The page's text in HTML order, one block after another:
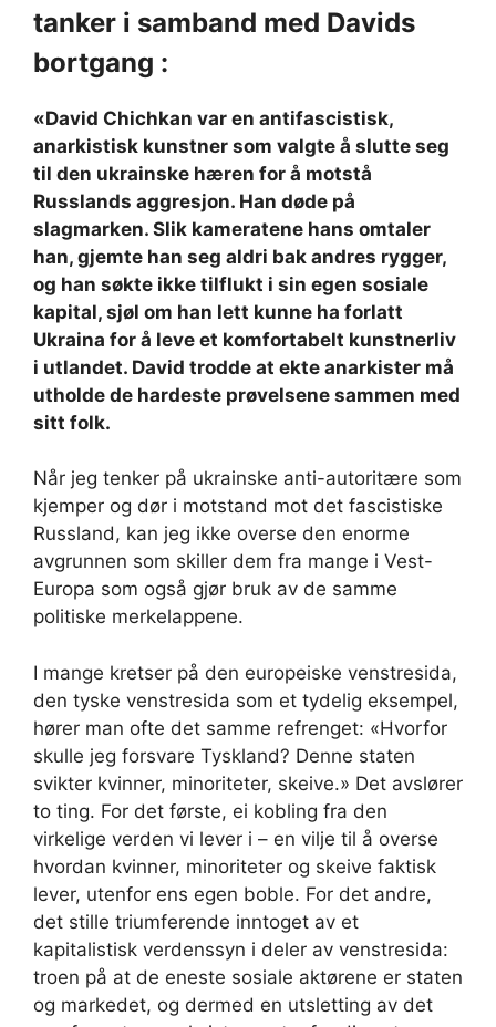
tanker i samband med Davids
bortgang :
«David Chichkan var en antifascistisk,
anarkistisk kunstner som valgte å slutte seg
til den ukrainske hæren for å motstå
Russlands aggresjon. Han døde på
slagmarken. Slik kameratene hans omtaler
han, gjemte han seg aldri bak andres rygger,
og han søkte ikke tilflukt i sin egen sosiale
kapital, sjøl om han lett kunne ha forlatt
Ukraina for å leve et komfortabelt kunstnerliv
i utlandet. David trodde at ekte anarkister må
utholde de hardeste prøvelsene sammen med
sitt folk.
Når jeg tenker på ukrainske anti-autoritære som
kjemper og dør i motstand mot det fascistiske
Russland, kan jeg ikke overse den enorme
avgrunnen som skiller dem fra mange i Vest-
Europa som også gjør bruk av de samme
politiske merkelappene.
I mange kretser på den europeiske venstresida,
den tyske venstresida som et tydelig eksempel,
hører man ofte det samme refrenget: «Hvorfor
skulle jeg forsvare Tyskland? Denne staten
svikter kvinner, minoriteter, skeive.» Det avslører
to ting. For det første, ei kobling fra den
virkelige verden vi lever i – en vilje til å overse
hvordan kvinner, minoriteter og skeive faktisk
lever, utenfor ens egen boble. For det andre,
det stille triumferende inntoget av et
kapitalistisk verdenssyn i deler av venstresida:
troen på at de eneste sosiale aktørene er staten
og markedet, og dermed en utsletting av det